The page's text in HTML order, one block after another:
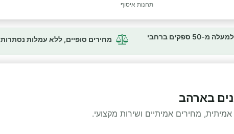
תחנות איסוף
השוואה בין למעלה מ-50 ספקים ברחבי
מחירים סופיים, ללא עמלות נסתרות
בארהב
מחירים אמיתיים ושירות מקצועי.